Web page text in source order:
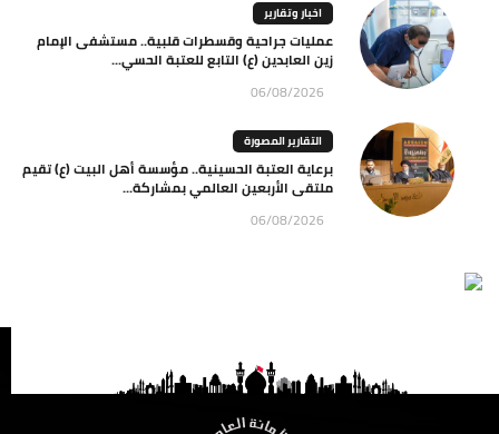
اخبار وتقارير
عمليات جراحية وقسطرات قلبية.. مستشفى الإمام
زين العابدين (ع) التابع للعتبة الحسي...
06/08/2026
التقارير المصورة
برعاية العتبة الحسينية.. مؤسسة أهل البيت (ع) تقيم
ملتقى الأربعين العالمي بمشاركة...
06/08/2026